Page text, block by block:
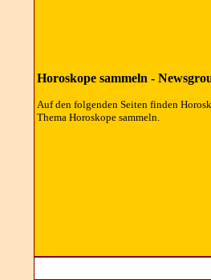
Horoskope sammeln -
Auf den folgenden Seiten finden
Thema Horoskope sammeln.